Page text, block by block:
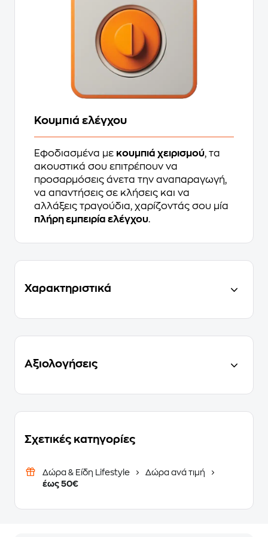
Κουμπιά ελέγχου
Εφοδιασμένα με κουμπιά χειρισμού, τα
ακουστικά σου επιτρέπουν να
προσαρμόσεις άνετα την αναπαραγωγή,
να απαντήσεις σε κλήσεις και να
αλλάξεις τραγούδια, χαρίζοντάς σου μία
πλήρη εμπειρία ελέγχου.
Χαρακτηριστικά
Αξιολογήσεις
Σχετικές κατηγορίες
Δώρα & Είδη Lifestyle
Δώρα ανά τιμή
έως 50€